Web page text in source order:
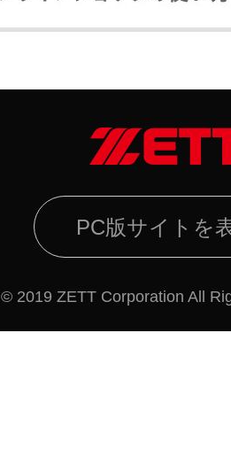
PC版サイトを
© 2019 ZETT Corporation All